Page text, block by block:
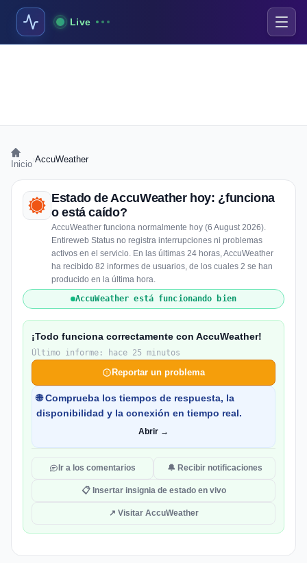
Live
Inicio AccuWeather
Estado de AccuWeather hoy: ¿funciona
o está caído?
AccuWeather funciona normalmente hoy (6 August 2026).
Entireweb Status no registra interrupciones ni problemas
activos en el servicio. En las últimas 24 horas, AccuWeather
ha recibido 82 informes de usuarios, de los cuales 2 se han
producido en la última hora.
AccuWeather está funcionando bien
¡Todo funciona correctamente con AccuWeather!
Último informe: hace 25 minutos
Reportar un problema
🌐 Comprueba los tiempos de respuesta, la
disponibilidad y la conexión en tiempo real.
Abrir →
Ir a los comentarios 🔔 Recibir notificaciones
📋 Insertar insignia de estado en vivo
↗ Visitar AccuWeather